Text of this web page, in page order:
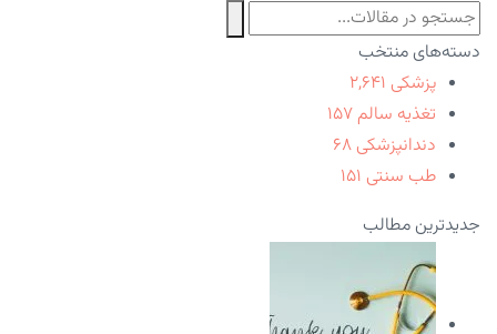
دسته‌های منتخب
پزشکی ۲,۶۴۱
تغذیه سالم ۱۵۷
دندانپزشکی ۶۸
طب سنتی ۱۵۱
جدیدترین مطالب